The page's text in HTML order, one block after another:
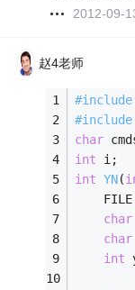
2012-09-
赵4老师
#include
#include
char
int i;
int YN(
FILE
char
char
int